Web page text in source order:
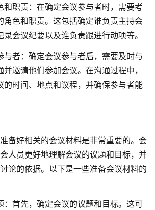
和职责：在确定会议参与者时，需要考
角色和职责。这包括确定谁负责主持会
录会议纪要以及谁负责跟进行动项等。
与者：确定会议参与者后，需要及时与
并邀请他们参加会议。在沟通过程中，
的时间、地点和议程，并确保参与者能
备好相关的会议材料是非常重要的。会
人员更好地理解会议的议题和目标，并
论的依据。以下是一些准备会议材料的
：首先，确定会议的议题和目标。这可